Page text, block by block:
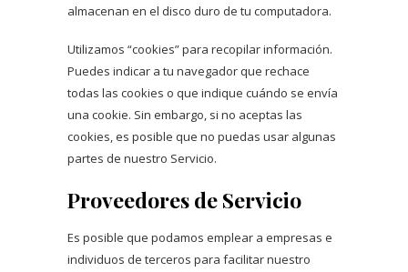
almacenan en el disco duro de tu computadora.
Utilizamos “cookies” para recopilar información.
Puedes indicar a tu navegador que rechace
todas las cookies o que indique cuándo se envía
una cookie. Sin embargo, si no aceptas las
cookies, es posible que no puedas usar algunas
partes de nuestro Servicio.
Proveedores de Servicio
Es posible que podamos emplear a empresas e
individuos de terceros para facilitar nuestro